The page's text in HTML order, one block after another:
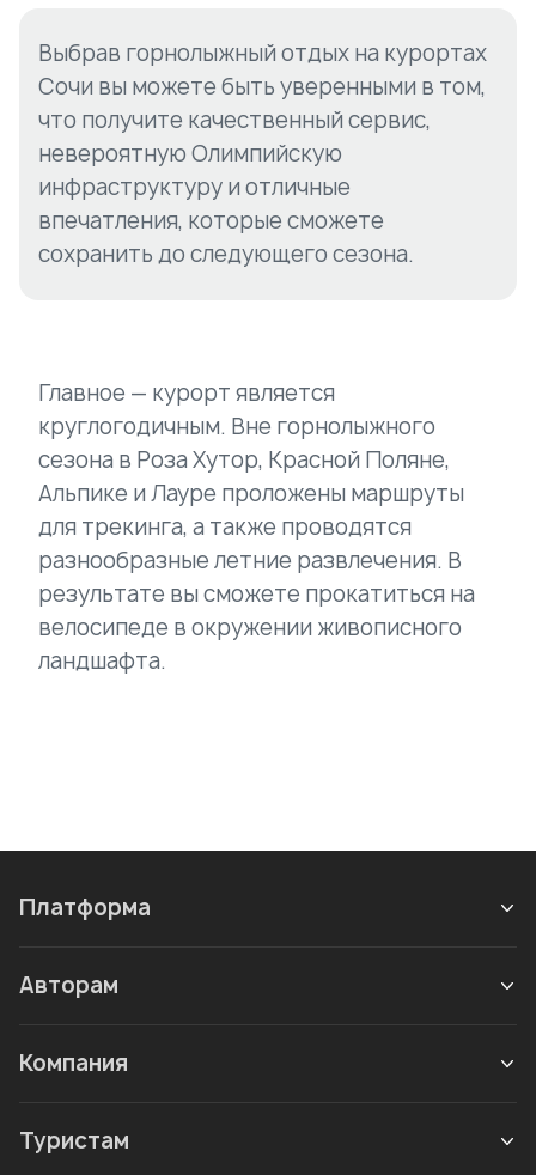
Выбрав горнолыжный отдых на курортах
Сочи вы можете быть уверенными в том,
что получите качественный сервис,
невероятную Олимпийскую
инфраструктуру и отличные
впечатления, которые сможете
сохранить до следующего сезона.
Главное — курорт является
круглогодичным. Вне горнолыжного
сезона в Роза Хутор, Красной Поляне,
Альпике и Лауре проложены маршруты
для трекинга, а также проводятся
разнообразные летние развлечения. В
результате вы сможете прокатиться на
велосипеде в окружении живописного
ландшафта.
Платформа
Авторам
Компания
Туристам